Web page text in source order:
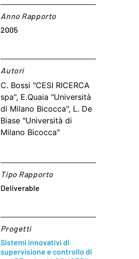
Anno Rapporto
2005
Autori​
C. Bossi "CESI RICERCA
spa", E.Quaia "Università
di Milano Bicocca", L. De
Biase "Università di
Milano Bicocca"
Tipo Rapporto
Deliverable
Progetti
Sistemi innovativi di
supervisione e controllo di